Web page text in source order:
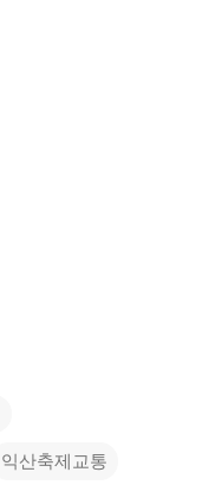
익산축제교통